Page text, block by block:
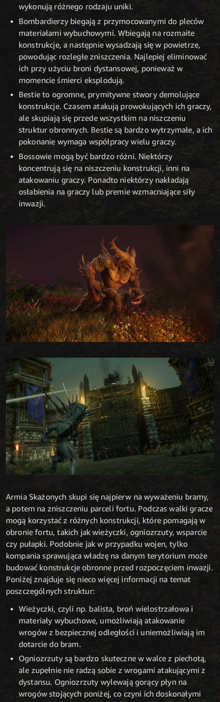
wykonują różnego rodzaju uniki.
Bombardierzy biegają z przymocowanymi do pleców
materiałami wybuchowymi. Wbiegają na rozmaite
konstrukcje, a następnie wysadzają się w powietrze,
powodując rozległe zniszczenia. Najlepiej eliminować
ich przy użyciu broni dystansowej, ponieważ w
momencie śmierci eksplodują.
Bestie to ogromne, prymitywne stwory demolujące
konstrukcje. Czasem atakują prowokujących ich graczy,
ale skupiają się przede wszystkim na niszczeniu
struktur obronnych. Bestie są bardzo wytrzymałe, a ich
pokonanie wymaga współpracy wielu graczy.
Bossowie mogą być bardzo różni. Niektórzy
koncentrują się na niszczeniu konstrukcji, inni na
atakowaniu graczy. Ponadto niektórzy nakładają
osłabienia na graczy lub premie wzmacniające siły
inwazji.
Armia Skażonych skupi się najpierw na wyważeniu bramy,
a potem na zniszczeniu parceli fortu. Podczas walki gracze
mogą korzystać z różnych konstrukcji, które pomagają w
obronie fortu, takich jak wieżyczki, ogniozrzuty, wsparcie
czy pułapki. Podobnie jak w przypadku wojen, tylko
kompania sprawująca władzę na danym terytorium może
budować konstrukcje obronne przed rozpoczęciem inwazji.
Poniżej znajduje się nieco więcej informacji na temat
poszczególnych struktur:
Wieżyczki, czyli np. balista, broń wielostrzałowa i
materiały wybuchowe, umożliwiają atakowanie
wrogów z bezpiecznej odległości i uniemożliwiają im
dotarcie do bram.
Ogniozrzuty są bardzo skuteczne w walce z piechotą,
ale zupełnie nie radzą sobie z wrogami atakującymi z
dystansu. Ogniozrzuty wylewają gorący płyn na
wrogów stojących poniżej, co czyni ich doskonałymi